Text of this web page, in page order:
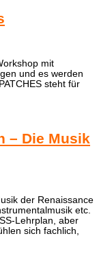
mit
und es werden
steht für
– Die Musik
der Renaissance
etc.
Lehrplan, aber
sich fachlich,